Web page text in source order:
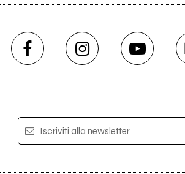
Iscriviti alla newsletter